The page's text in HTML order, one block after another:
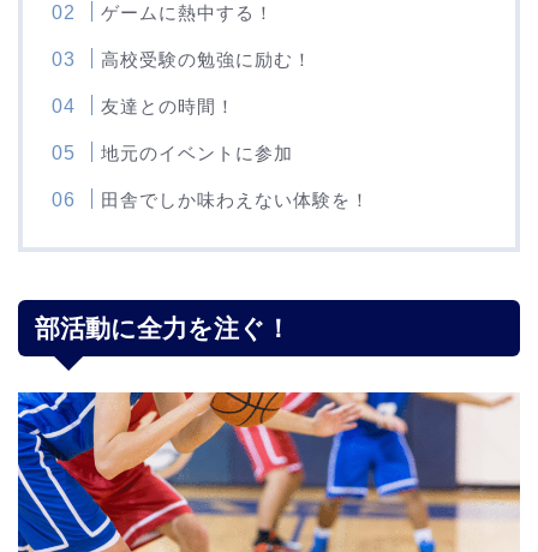
ゲームに熱中する！
高校受験の勉強に励む！
友達との時間！
地元のイベントに参加
田舎でしか味わえない体験を！
部活動に全力を注ぐ！